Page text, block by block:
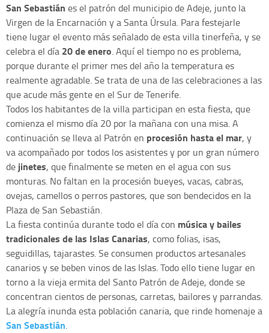
San Sebastián es el patrón del municipio de Adeje, junto la
Virgen de la Encarnación y a Santa Úrsula. Para festejarle
tiene lugar el evento más señalado de esta villa tinerfeña, y se
celebra el día 20 de enero. Aquí el tiempo no es problema,
porque durante el primer mes del año la temperatura es
realmente agradable. Se trata de una de las celebraciones a las
que acude más gente en el Sur de Tenerife.
Todos los habitantes de la villa participan en esta fiesta, que
comienza el mismo día 20 por la mañana con una misa. A
continuación se lleva al Patrón en procesión hasta el mar, y
va acompañado por todos los asistentes y por un gran número
de jinetes, que finalmente se meten en el agua con sus
monturas. No faltan en la procesión bueyes, vacas, cabras,
ovejas, camellos o perros pastores, que son bendecidos en la
Plaza de San Sebastián.
La fiesta continúa durante todo el día con música y bailes
tradicionales de las Islas Canarias, como folias, isas,
seguidillas, tajarastes. Se consumen productos artesanales
canarios y se beben vinos de las Islas. Todo ello tiene lugar en
torno a la vieja ermita del Santo Patrón de Adeje, donde se
concentran cientos de personas, carretas, bailores y parrandas.
La alegría inunda esta población canaria, que rinde homenaje a
San Sebastián.